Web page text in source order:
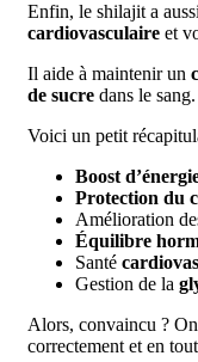
Enfin, le shilajit a
cardiovasculaire et
Il aide à maintenir un
de sucre dans le sang.
Voici un petit
Boost
Protection du
Amélioration
Équilibre
Santé
Gestion de la
Alors, convaincu ?
correctement et en